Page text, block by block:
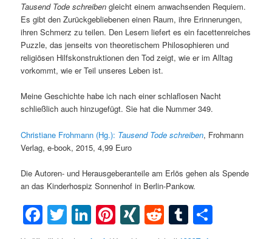
Tausend Tode schreiben gleicht einem anwachsenden Requiem.
Es gibt den Zurückgebliebenen einen Raum, ihre Erinnerungen,
ihren Schmerz zu teilen. Den Lesern liefert es ein facettenreiches
Puzzle, das jenseits von theoretischem Philosophieren und
religiösen Hilfskonstruktionen den Tod zeigt, wie er im Alltag
vorkommt, wie er Teil unseres Leben ist.
Meine Geschichte habe ich nach einer schlaflosen Nacht
schließlich auch hinzugefügt. Sie hat die Nummer 349.
Christiane Frohmann (Hg.): Tausend Tode schreiben, Frohmann
Verlag, e-book, 2015, 4,99 Euro
Die Autoren- und Herausgeberanteile am Erlös gehen als Spende
an das Kinderhospiz Sonnenhof in Berlin-Pankow.
Facebook
Twitter
LinkedIn
Pinterest
XINGRedditTumblr